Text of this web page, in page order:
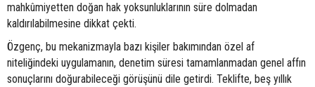
mahkûmiyetten doğan hak yoksunluklarının süre dolmadan
kaldırılabilmesine dikkat çekti.
Özgenç, bu mekanizmayla bazı kişiler bakımından özel af
niteliğindeki uygulamanın, denetim süresi tamamlanmadan genel affın
sonuçlarını doğurabileceği görüşünü dile getirdi. Teklifte, beş yıllık